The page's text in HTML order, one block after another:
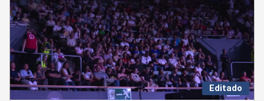
Editado